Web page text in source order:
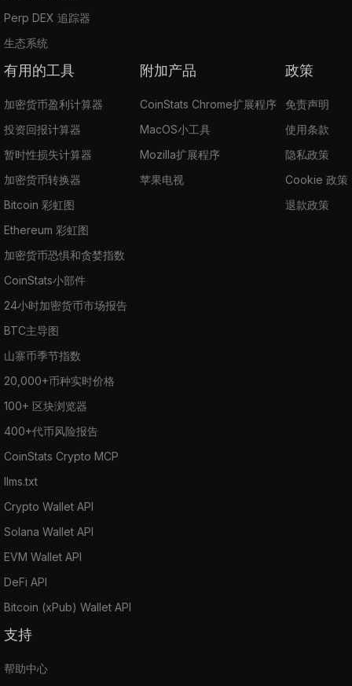
Perp DEX 追踪器
生态系统
有用的工具
加密货币盈利计算器
投资回报计算器
暂时性损失计算器
加密货币转换器
Bitcoin 彩虹图
Ethereum 彩虹图
加密货币恐惧和贪婪指数
CoinStats小部件
24小时加密货币市场报告
BTC主导图
山寨币季节指数
20,000+币种实时价格
100+ 区块浏览器
400+代币风险报告
CoinStats Crypto MCP
llms.txt
Crypto Wallet API
Solana Wallet API
EVM Wallet API
DeFi API
Bitcoin (xPub) Wallet API
附加产品
CoinStats Chrome扩展程序
MacOS小工具
Mozilla扩展程序
苹果电视
政策
免责声明
使用条款
隐私政策
Cookie 政策
退款政策
支持
帮助中心